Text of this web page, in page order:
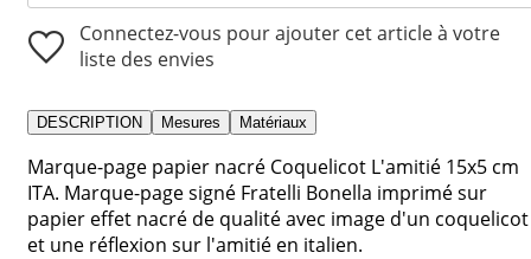
Connectez-vous pour ajouter cet article à votre
liste des envies
DESCRIPTION Mesures Matériaux
Marque-page papier nacré Coquelicot L'amitié 15x5 cm
ITA. Marque-page signé Fratelli Bonella imprimé sur
papier effet nacré de qualité avec image d'un coquelicot
et une réflexion sur l'amitié en italien.